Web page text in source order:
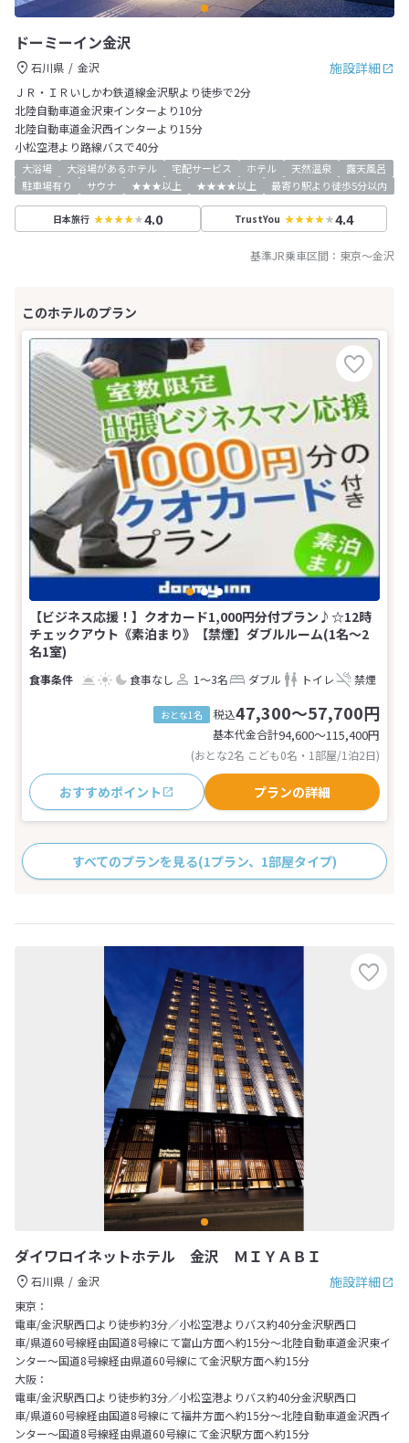
ドーミーイン金沢
施設詳細
石川県
金沢
ＪＲ・ＩＲいしかわ鉄道線金沢駅より徒歩で2分
北陸自動車道金沢東インターより10分
北陸自動車道金沢西インターより15分
小松空港より路線バスで40分
大浴場 大浴場があるホテル 宅配サービス ホテル 天然温泉
露天風呂
駐車場有り
サウナ ★★★以上 ★★★★以上 最寄り駅より徒歩5分以内
日本旅行 4.0 TrustYou 4.4
基準JR乗車区間： 東京～金沢
【ビジネス応援！】クオカード1,000円分付プラン♪☆12時
チェックアウト《素泊まり》【禁煙】ダブルルーム(1名～2
名1室)
食事なし 1～3名 ダブル トイレ 禁煙
おとな1名 税込47,300～57,700円
基本代金合計94,600〜115,400円
(おとな2名 こども0名・1部屋/1泊2日)
おすすめポイント プランの詳細
すべてのプランを見る(1プラン、1部屋タイプ)
ダイワロイネットホテル 金沢 ＭＩＹＡＢＩ
施設詳細
石川県
金沢
東京：
電車/金沢駅西口より徒歩約3分／小松空港よりバス約40分金沢駅西口
車/県道60号線経由国道8号線にて富山方面へ約15分～北陸自動車道金沢東イ
ンター～国道8号線経由県道60号線にて金沢駅方面へ約15分
大阪：
電車/金沢駅西口より徒歩約3分／小松空港よりバス約40分金沢駅西口
車/県道60号線経由国道8号線にて福井方面へ約15分～北陸自動車道金沢西イ
ンター～国道8号線経由県道60号線にて金沢駅方面へ約15分